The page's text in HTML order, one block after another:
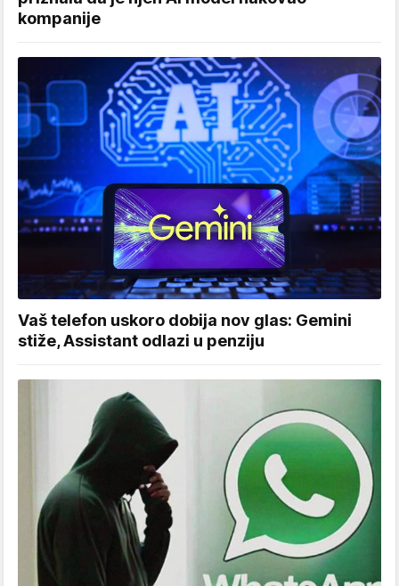
kompanije
Vaš telefon uskoro dobija nov glas: Gemini
stiže, Assistant odlazi u penziju